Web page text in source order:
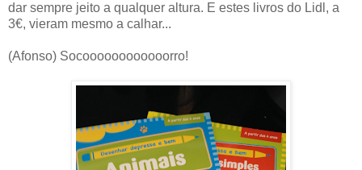
dar sempre jeito a qualquer altura. E estes livros do Lidl, a
3€, vieram mesmo a calhar...
(Afonso) Socoooooooooooorro!